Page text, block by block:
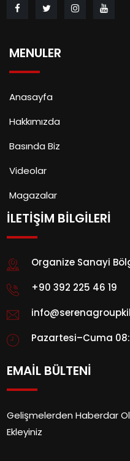
MENULER
Anasayfa
Hakkımızda
Basında Biz
Videolar
Magazalar
İLETİŞİM BİLGİLERİ
Organize Sanayi
+90 392 225 46 19
Pazartesi–Cuma
EMAİL BÜLTENİ
Gelişmelerden Haberdar
Ekleyiniz